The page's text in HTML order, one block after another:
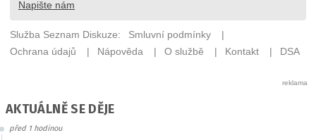
AKTUÁLNĚ SE DĚJE
před 1 hodinou